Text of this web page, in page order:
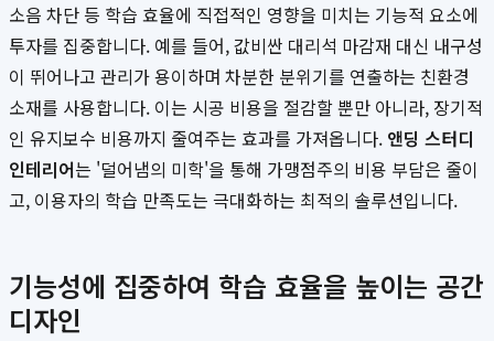
소음 차단 등 학습 효율에 직접적인 영향을 미치는 기능적 요소에
투자를 집중합니다. 예를 들어, 값비싼 대리석 마감재 대신 내구성
이 뛰어나고 관리가 용이하며 차분한 분위기를 연출하는 친환경
소재를 사용합니다. 이는 시공 비용을 절감할 뿐만 아니라, 장기적
인 유지보수 비용까지 줄여주는 효과를 가져옵니다. 앤딩 스터디
인테리어는 '덜어냄의 미학'을 통해 가맹점주의 비용 부담은 줄이
고, 이용자의 학습 만족도는 극대화하는 최적의 솔루션입니다.
기능성에 집중하여 학습 효율을 높이는 공간
디자인